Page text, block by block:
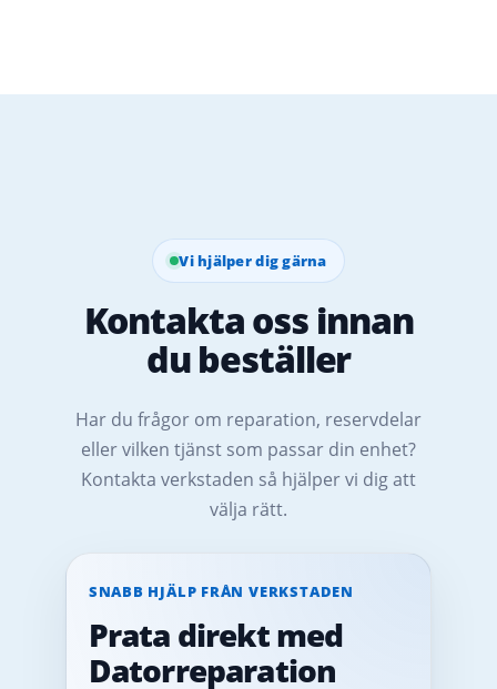
Vi hjälper dig gärna
Kontakta oss innan
du beställer
Har du frågor om reparation, reservdelar
eller vilken tjänst som passar din enhet?
Kontakta verkstaden så hjälper vi dig att
välja rätt.
SNABB HJÄLP FRÅN VERKSTADEN
Prata direkt med
Datorreparation